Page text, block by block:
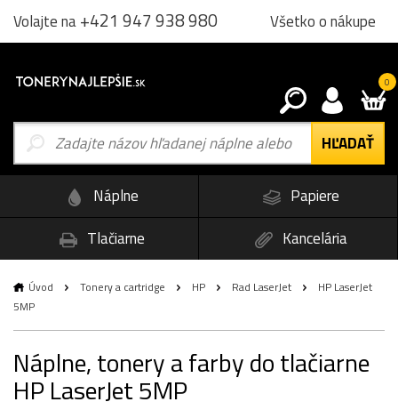
Volajte na+421 947 938 980 Všetko o nákupe
0
Náplne
Papiere
Tlačiarne
Kancelária
Úvod Tonery a cartridge HP Rad LaserJet
HP LaserJet
5MP
Náplne, tonery a farby do tlačiarne
HP LaserJet 5MP